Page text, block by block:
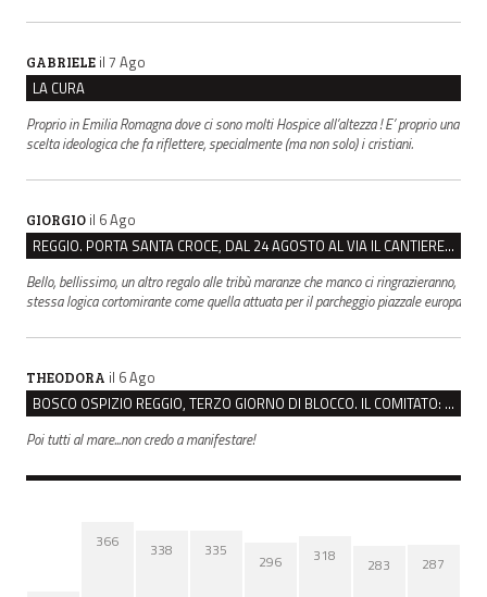
GABRIELE il 7 Ago
LA CURA
Proprio in Emilia Romagna dove ci sono molti Hospice all’altezza ! E’ proprio una
scelta ideologica che fa riflettere, specialmente (ma non solo) i cristiani.
GIORGIO il 6 Ago
REGGIO. PORTA SANTA CROCE, DAL 24 AGOSTO AL VIA IL CANTIERE PER IL NUOVO COLLETTORE FOGNARIO
Bello, bellissimo, un altro regalo alle tribù maranze che manco ci ringrazieranno,
stessa logica cortomirante come quella attuata per il parcheggio piazzale europa
THEODORA il 6 Ago
BOSCO OSPIZIO REGGIO, TERZO GIORNO DI BLOCCO. IL COMITATO: “PRESIDIO FINO A VENERDÌ”
Poi tutti al mare...non credo a manifestare!
366 338 335
296 318 283 287